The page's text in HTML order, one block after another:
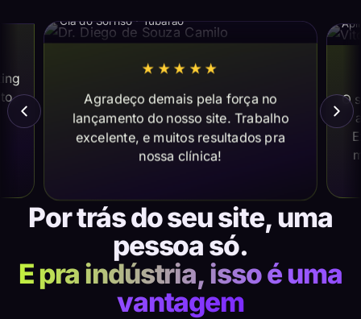
Cia do Sorriso · Tubarão
★★★★★
Agradeço demais pela força no
lançamento do nosso site. Trabalho
excelente, e muitos resultados pra
nossa clínica!
O
Por trás do seu site, uma
pessoa só.
E pra indústria, isso é uma
vantagem